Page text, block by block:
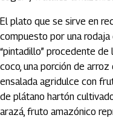
El plato que se sirve en
compuesto por una rodaja
“pintadillo” procedente de
coco, una porción de
ensalada agridulce con
de plátano hartón
arazá, fruto amazónico